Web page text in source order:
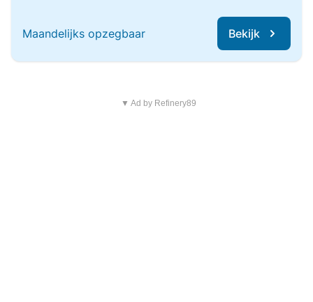
Maandelijks opzegbaar Bekijk
▼ Ad by Refinery89